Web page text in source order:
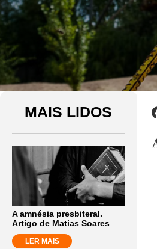
MAIS LIDOS
A amnésia presbiteral.
Artigo de Matias Soares
LER MAIS